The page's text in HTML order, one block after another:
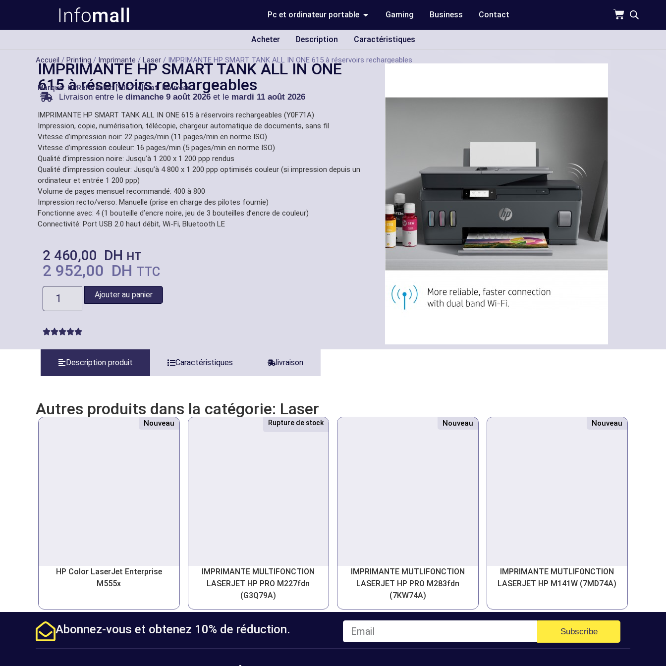
Pc et ordinateur portable Gaming Business Contact
Acheter Description Caractéristiques
Accueil / Printing / Imprimante / Laser / IMPRIMANTE HP SMART TANK ALL IN ONE 615 à réservoirs rechargeables
IMPRIMANTE HP SMART TANK ALL IN ONE
615 à réservoirs rechargeables
Marque: HPRéférance: [Y0F71A] État: Nouveau
Livraison entre ledimanche 9 août 2026 et le mardi 11 août 2026
IMPRIMANTE HP SMART TANK ALL IN ONE 615 à réservoirs rechargeables (Y0F71A)
Impression, copie, numérisation, télécopie, chargeur automatique de documents, sans fil
Vitesse d’impression noir: 22 pages/min (11 pages/min en norme ISO)
Vitesse d’impression couleur: 16 pages/min (5 pages/min en norme ISO)
Qualité d’impression noire: Jusqu’à 1 200 x 1 200 ppp rendus
Qualité d’impression couleur: Jusqu’à 4 800 x 1 200 ppp optimisés couleur (si impression depuis un
ordinateur et entrée 1 200 ppp)
Volume de pages mensuel recommandé: 400 à 800
Impression recto/verso: Manuelle (prise en charge des pilotes fournie)
Fonctionne avec: 4 (1 bouteille d’encre noire, jeu de 3 bouteilles d’encre de couleur)
Connectivité: Port USB 2.0 haut débit, Wi-Fi, Bluetooth LE
2 460,00 DH HT
2 952,00 DH TTC
Ajouter au panier
Description produit Caractéristiques livraison
Autres produits dans la catégorie: Laser
Nouveau
HP Color LaserJet Enterprise
M555x
Nouveau
Rupture de stock
IMPRIMANTE MULTIFONCTION
LASERJET HP PRO M227fdn
(G3Q79A)
Nouveau
IMPRIMANTE MUTLIFONCTION
LASERJET HP PRO M283fdn
(7KW74A)
Nouveau
IMPRIMANTE MUTLIFONCTION
LASERJET HP M141W (7MD74A)
Abonnez-vous et obtenez 10% de réduction. Subscribe